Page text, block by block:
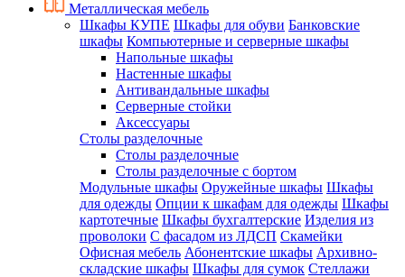
Металлическая мебель
Шкафы КУПЕ Шкафы для обуви Банковские
шкафы Компьютерные и серверные шкафы
Напольные шкафы
Настенные шкафы
Антивандальные шкафы
Серверные стойки
Аксессуары
Столы разделочные
Столы разделочные
Столы разделочные с бортом
Модульные шкафы Оружейные шкафы Шкафы
для одежды Опции к шкафам для одежды Шкафы
картотечные Шкафы бухгалтерские Изделия из
проволоки С фасадом из ЛДСП Скамейки
Офисная мебель Абонентские шкафы Архивно-
складские шкафы Шкафы для сумок Стеллажи